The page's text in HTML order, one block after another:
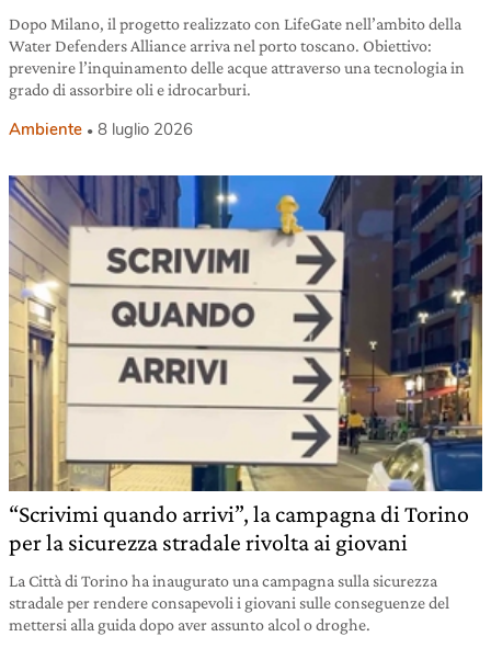
Dopo Milano, il progetto realizzato con LifeGate nell’ambito della
Water Defenders Alliance arriva nel porto toscano. Obiettivo:
prevenire l’inquinamento delle acque attraverso una tecnologia in
grado di assorbire oli e idrocarburi.
Ambiente 8 luglio 2026
“Scrivimi quando arrivi”, la campagna di Torino
per la sicurezza stradale rivolta ai giovani
La Città di Torino ha inaugurato una campagna sulla sicurezza
stradale per rendere consapevoli i giovani sulle conseguenze del
mettersi alla guida dopo aver assunto alcol o droghe.